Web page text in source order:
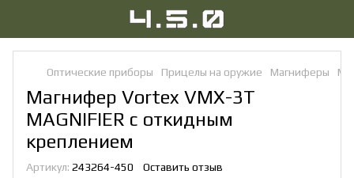
Оптические приборы Прицелы на оружие Магниферы
Магнифер Vortex VMX-3T
MAGNIFIER c откидным
креплением
Артикул: 243264-450 Оставить отзыв